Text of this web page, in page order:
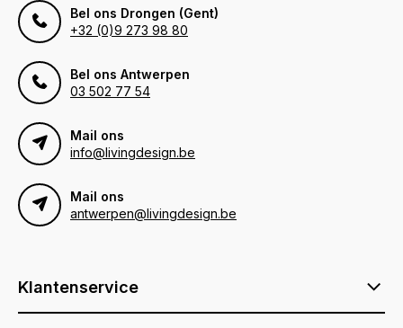
Bel ons Drongen (Gent)
+32 (0)9 273 98 80
Bel ons Antwerpen
03 502 77 54
Mail ons
info@livingdesign.be
Mail ons
antwerpen@livingdesign.be
Klantenservice